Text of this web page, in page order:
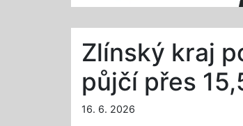
Zlínský kraj
půjčí přes
16. 6. 2026